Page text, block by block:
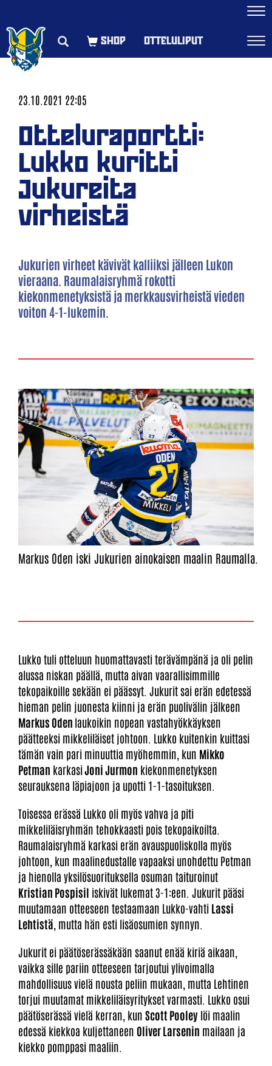
OTTELULIPUT
23.10.2021 22:05
Otteluraportti:
Lukko kuritti
Jukureita
virheistä
Jukurien virheet kävivät kalliiksi jälleen Lukon
vieraana. Raumalaisryhmä rokotti
kiekonmenetyksistä ja merkkausvirheistä vieden
voiton 4-1-lukemin.
Markus Oden iski Jukurien ainokaisen maalin Raumalla.
Lukko tuli otteluun huomattavasti terävämpänä ja oli pelin
alussa niskan päällä, mutta aivan vaarallisimmille
tekopaikoille sekään ei päässyt. Jukurit sai erän edetessä
hieman pelin juonesta kiinni ja erän puolivälin jälkeen
Markus Oden laukoikin nopean vastahyökkäyksen
päätteeksi mikkeliläiset johtoon. Lukko kuitenkin kuittasi
tämän vain pari minuuttia myöhemmin, kun Mikko
Petman karkasiJoni Jurmon kiekonmenetyksen
seurauksena läpiajoon ja upotti 1-1-tasoituksen.
Toisessa erässä Lukko oli myös vahva ja piti
mikkeliläisryhmän tehokkaasti pois tekopaikoilta.
Raumalaisryhmä karkasi erän avauspuoliskolla myös
johtoon, kun maalinedustalle vapaaksi unohdettu Petman
ja hienolla yksilösuorituksella osuman taituroinut
Kristian Pospisil iskivät lukemat 3-1:een. Jukurit pääsi
muutamaan otteeseen testaamaan Lukko-vahti Lassi
Lehtistä , mutta hän esti lisäosumien synnyn.
Jukurit ei päätöserässäkään saanut enää kiriä aikaan,
vaikka sille pariin otteeseen tarjoutui ylivoimalla
mahdollisuus vielä nousta peliin mukaan, mutta Lehtinen
torjui muutamat mikkeliläisyritykset varmasti. Lukko osui
päätöserässä vielä kerran, kun Scott Pooley löi maalin
edessä kiekkoa kuljettaneen Oliver Larsenin mailaan ja
kiekko pomppasi maaliin.